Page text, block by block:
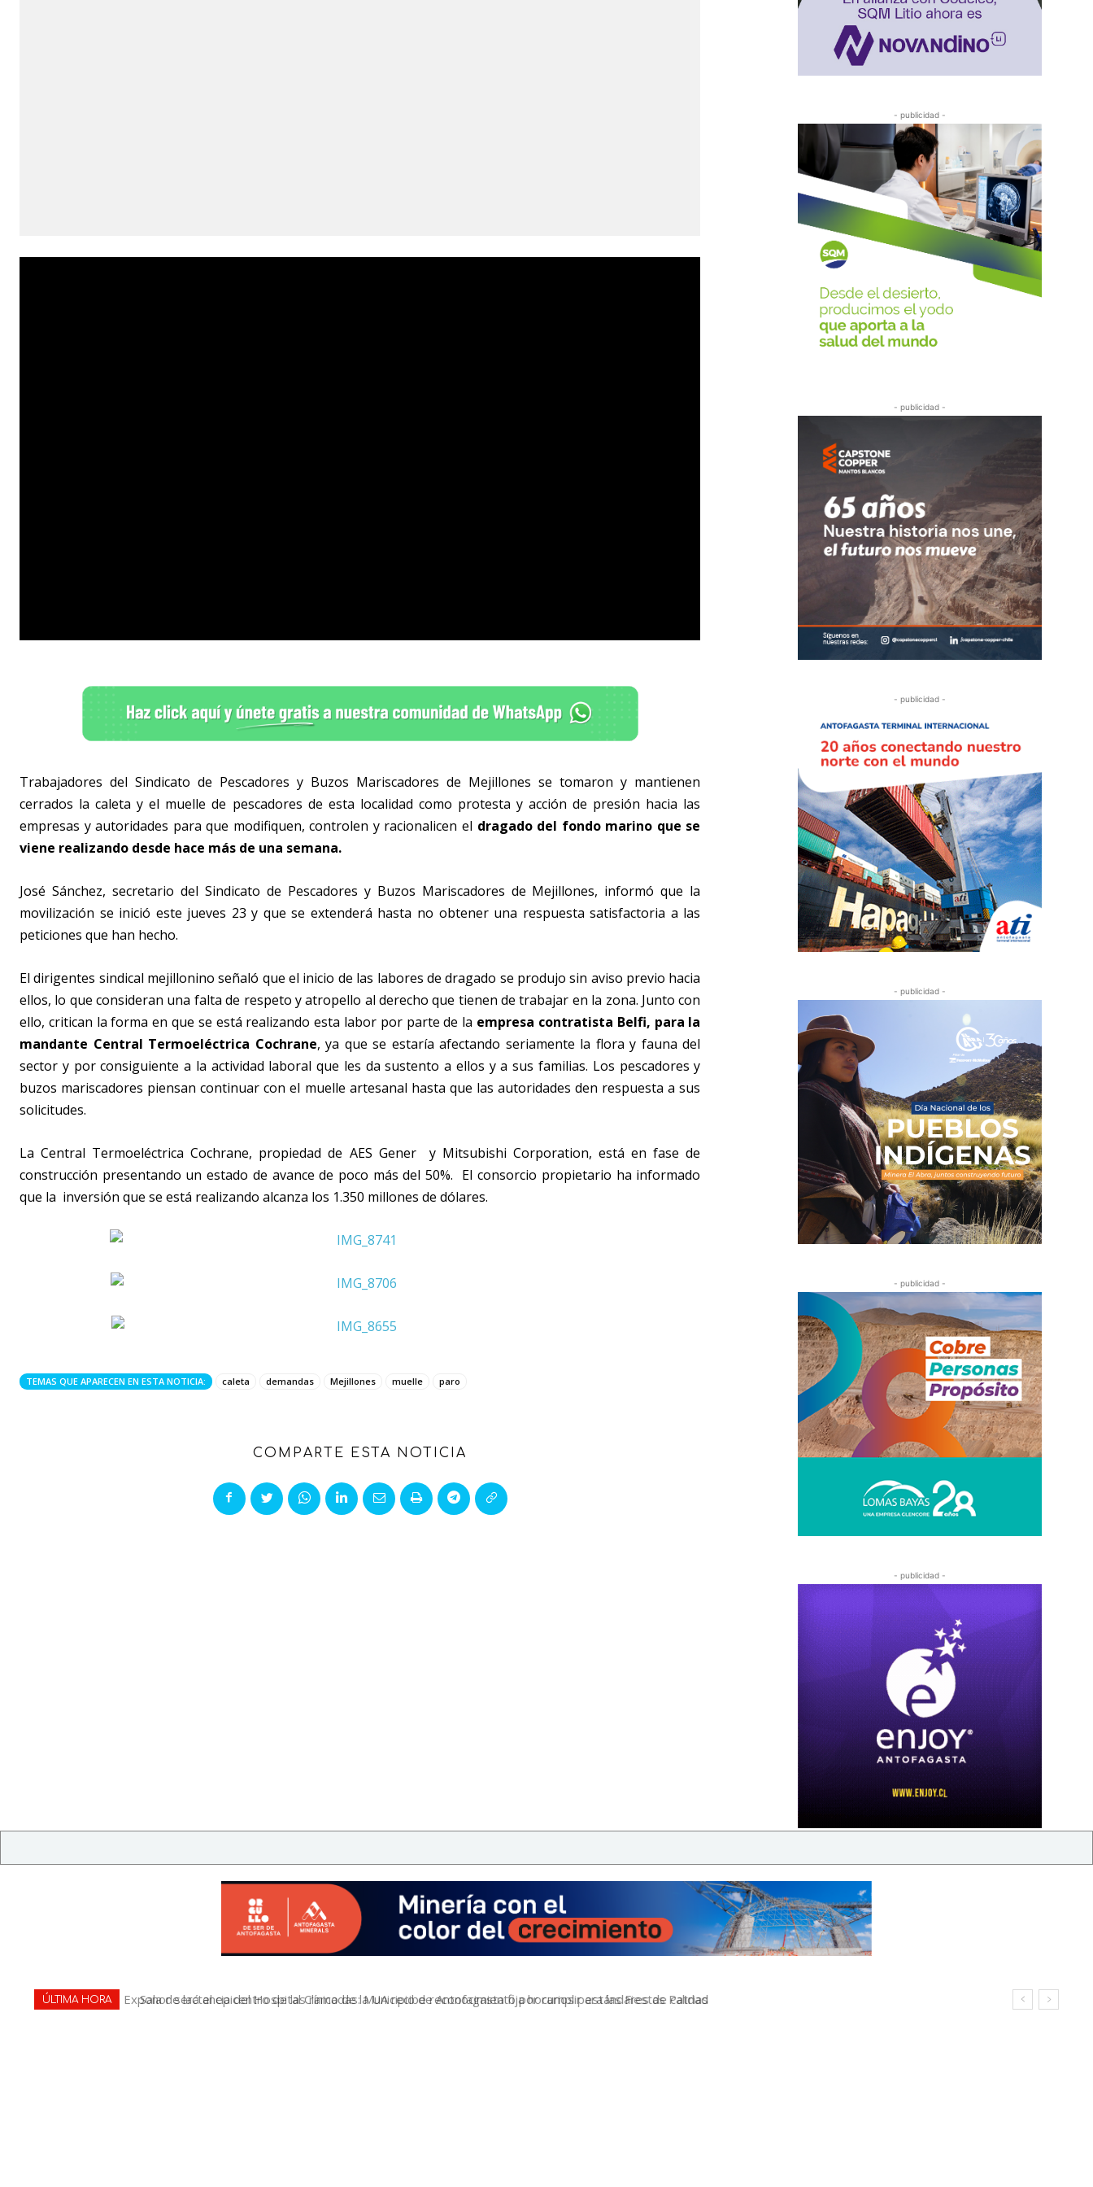
Trabajadores del Sindicato de Pescadores y Buzos Mariscadores de Mejillones se tomaron y mantienen
cerrados la caleta y el muelle de pescadores de esta localidad como protesta y acción de presión hacia las
empresas y autoridades para que modifiquen, controlen y racionalicen el dragado del fondo marino que se
viene realizando desde hace más de una semana.
José Sánchez, secretario del Sindicato de Pescadores y Buzos Mariscadores de Mejillones, informó que la
movilización se inició este jueves 23 y que se extenderá hasta no obtener una respuesta satisfactoria a las
peticiones que han hecho.
El dirigentes sindical mejillonino señaló que el inicio de las labores de dragado se produjo sin aviso previo hacia
ellos, lo que consideran una falta de respeto y atropello al derecho que tienen de trabajar en la zona. Junto con
ello, critican la forma en que se está realizando esta labor por parte de la empresa contratista Belfi, para la
mandante Central Termoeléctrica Cochrane, ya que se estaría afectando seriamente la flora y fauna del
sector y por consiguiente a la actividad laboral que les da sustento a ellos y a sus familias. Los pescadores y
buzos mariscadores piensan continuar con el muelle artesanal hasta que las autoridades den respuesta a sus
solicitudes.
La Central Termoeléctrica Cochrane, propiedad de AES Gener y Mitsubishi Corporation, está en fase de
construcción presentando un estado de avance de poco más del 50%. El consorcio propietario ha informado
que la inversión que se está realizando alcanza los 1.350 millones de dólares.
TEMAS QUE APARECEN EN ESTA NOTICIA: caleta demandas Mejillones muelle paro
COMPARTE ESTA NOTICIA
- publicidad -
- publicidad -
- publicidad -
- publicidad -
- publicidad -
- publicidad -